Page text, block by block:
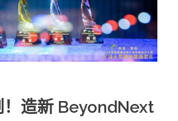
理
销！造新 BeyondNext